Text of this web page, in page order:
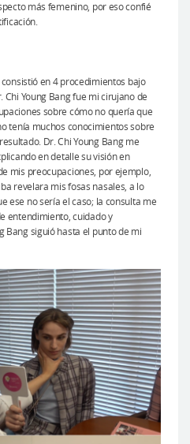
más femenino, por eso confié
en 4 procedimientos bajo
Young Bang fue mi cirujano de
sobre cómo no quería que
tenía muchos conocimientos sobre
Dr. Chi Young Bang me
en detalle su visión en
mis preocupaciones, por ejemplo,
revelara mis fosas nasales, a lo
ese no sería el caso; la consulta me
entendimiento, cuidado y
Bang siguió hasta el punto de mi